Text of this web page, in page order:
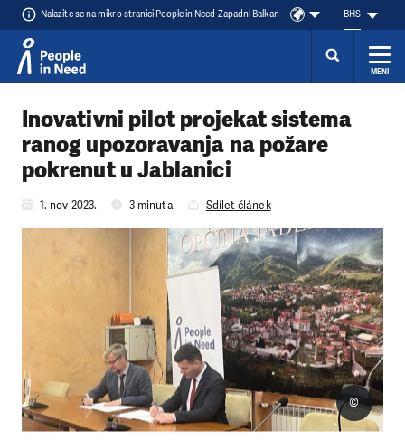
Nalazite se na mikro stranici People in Need Zapadni Balkan BHS
MENI
Inovativni pilot projekat sistema
ranog upozoravanja na požare
pokrenut u Jablanici
1. nov 2023. 3 minuta Sdílet článek
©